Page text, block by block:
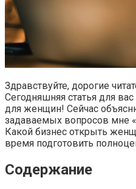
Здравствуйте, дорогие
Сегодняшняя статья для
для женщин! Сейчас
задаваемых вопросов мне
Какой бизнес открыть
время подготовить
Содержание